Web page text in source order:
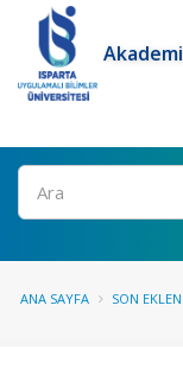
Ara
ANA SAYFA SON